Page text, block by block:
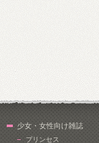
少女・女性向け雑誌
プリンセス